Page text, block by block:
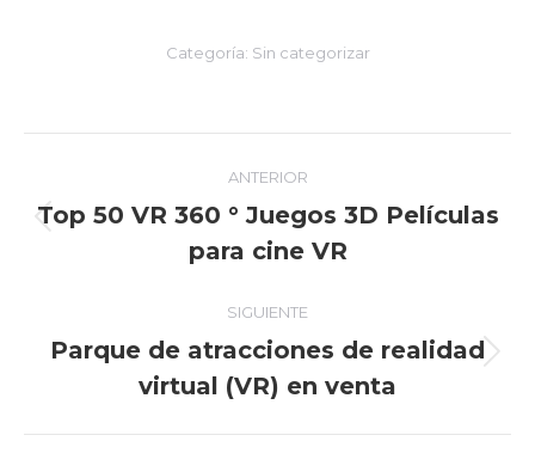
Categoría: Sin categorizar
Navegación
entre
entradas
ANTERIOR
Entrada
anterior:
Top 50 VR 360 ° Juegos 3D Películas
para cine VR
SIGUIENTE
siguiente:
Parque de atracciones de realidad
virtual (VR) en venta